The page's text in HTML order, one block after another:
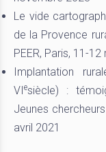
Le vide
de la Provence
PEER, Paris, 11-
Implantation
VIesiècle) :
Jeunes
avril 2021